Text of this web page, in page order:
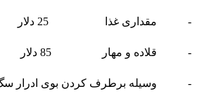
- مقداری غذا 25 دلار
- قلاده و مهار 85 دلار
- وسیله برطرف کردن بوی ادرار سگ روی